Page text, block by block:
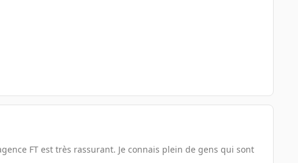
FT est très rassurant. Je connais plein de gens qui sont